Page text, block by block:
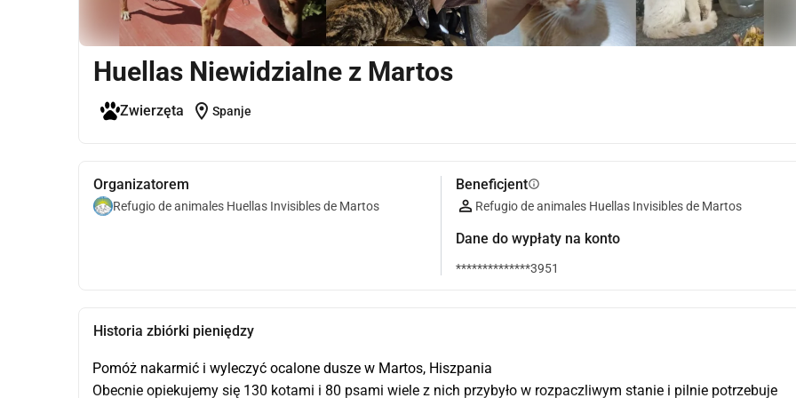
Huellas Niewidzialne z Martos
Zwierzęta location_on Spanje
Organizatorem
Refugio de animales Huellas Invisibles de Martos
Beneficjentinfo
Refugio de animales Huellas Invisibles de Martos
Dane do wypłaty na konto
**************3951
Historia zbiórki pieniędzy
Pomóż nakarmić i wyleczyć ocalone dusze w Martos, Hiszpania
Obecnie opiekujemy się 130 kotami i 80 psami wiele z nich przybyło w rozpaczliwym stanie i pilnie potrzebuje